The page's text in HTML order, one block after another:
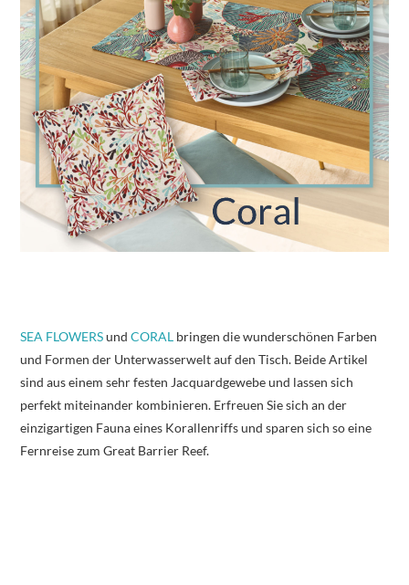
SEA FLOWERSundCORAL bringen die wunderschönen Farben
und Formen der Unterwasserwelt auf den Tisch. Beide Artikel
sind aus einem sehr festen Jacquardgewebe und lassen sich
perfekt miteinander kombinieren. Erfreuen Sie sich an der
einzigartigen Fauna eines Korallenriffs und sparen sich so eine
Fernreise zum Great Barrier Reef.